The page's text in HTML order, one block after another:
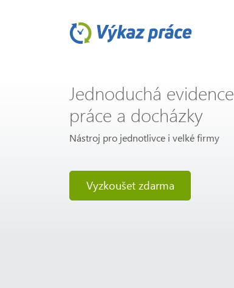
Jednoduchá evidence
práce a docházky
Nástroj pro jednotlivce i velké firmy
Vyzkoušet zdarma